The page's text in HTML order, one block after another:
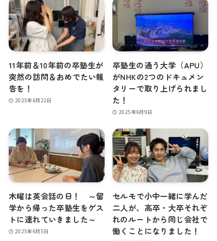
11年前＆10年前の卒塾生が
突然の訪問＆おめでたい報
告を！
2025年6月22日
卒塾生の通う大学（APU）
がNHKの2つのドキュメン
タリーで取り上げられまし
た！
2025年6月9日
木曜は英会話の日！ ～留
学から帰った卒塾生をゲス
トに連れていきました～
2025年6月5日
セルモで小中一緒に学んだ
二人が、高卒・大卒それぞ
れのルートから同じ会社で
働くことになりました！